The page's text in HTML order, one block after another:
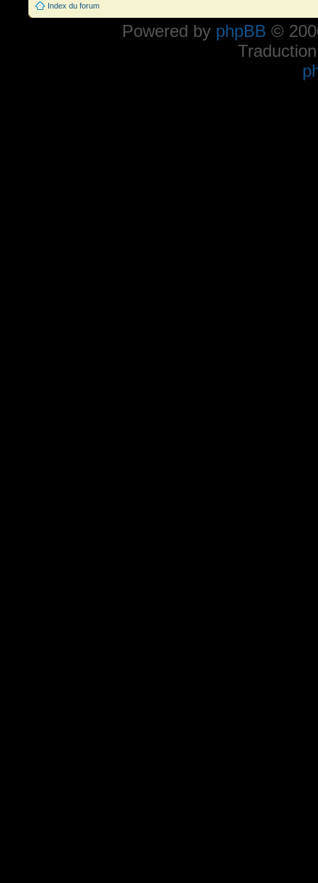
Index du forum
Powered by phpBB ©